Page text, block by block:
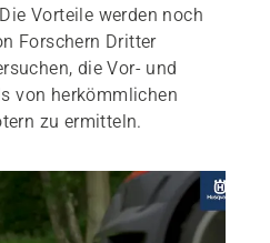
Vorteile werden noch
Forschern Dritter
die Vor- und
von herkömmlichen
zu ermitteln.